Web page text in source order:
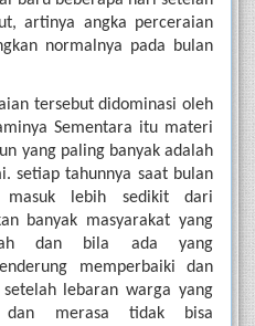
artinya angka perceraian
normalnya pada bulan
tersebut didominasi oleh
Sementara itu materi
yang paling banyak adalah
setiap tahunnya saat bulan
masuk lebih sedikit dari
banyak masyarakat yang
dan bila ada yang
memperbaiki dan
lebaran warga yang
dan merasa tidak bisa